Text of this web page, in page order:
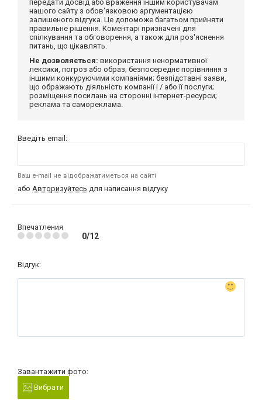
передати досвід або враження іншим користувачам
нашого сайту з обов'язковою аргументацією
залишеного відгука. Це допоможе багатьом прийняти
правильне рішення. Коментарі призначені для
спілкування та обговорення, а також для роз'яснення
питань, що цікавлять.
Не дозволяється: використання ненормативної
лексики, погроз або образ; безпосереднє порівняння з
іншими конкуруючими компаніями; безпідставні заяви,
що ображають діяльність компанії і / або її послуги;
розміщення посилань на сторонні інтернет-ресурси;
реклама та самореклама.
Введіть email:
Ваш e-mail не відображатиметься на сайті
або Авторизуйтесь для написання відгуку
Впечатления
0/12
Відгук:
Завантажити фото:
Вибрати